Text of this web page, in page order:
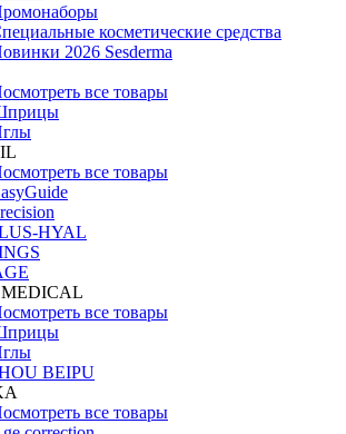
косметические средства
2026 Sesderma
все товары
все товары
HYAL
все товары
BEIPU
все товары